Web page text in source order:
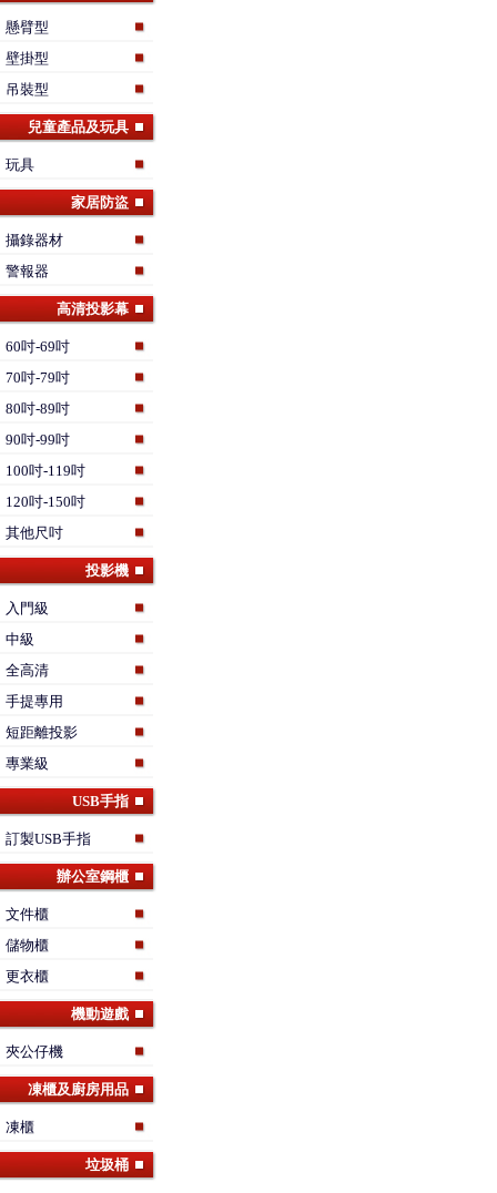
懸臂型
壁掛型
吊裝型
兒童產品及玩具
玩具
家居防盜
攝錄器材
警報器
高清投影幕
60吋-69吋
70吋-79吋
80吋-89吋
90吋-99吋
100吋-119吋
120吋-150吋
其他尺吋
投影機
入門級
中級
全高清
手提專用
短距離投影
專業級
USB手指
訂製USB手指
辦公室鋼櫃
文件櫃
儲物櫃
更衣櫃
機動遊戲
夾公仔機
凍櫃及廚房用品
凍櫃
垃圾桶